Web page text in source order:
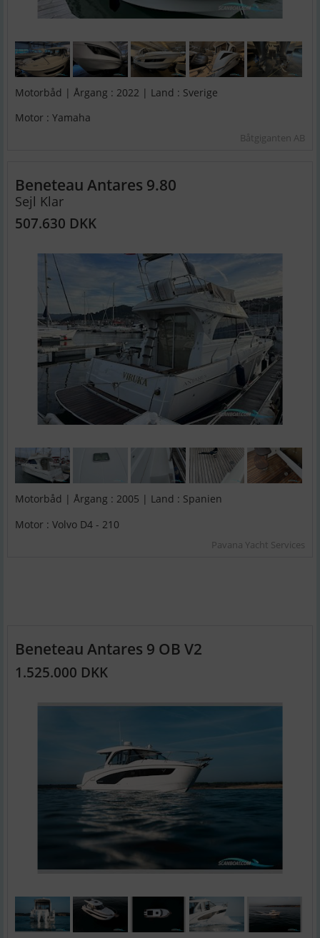
Motorbåd | Årgang : 2022 | Land : Sverige
Motor : Yamaha
Båtgiganten AB
Beneteau Antares 9.80
Sejl Klar
507.630 DKK
Motorbåd | Årgang : 2005 | Land : Spanien
Motor : Volvo D4 - 210
Pavana Yacht Services
Beneteau Antares 9 OB V2
1.525.000 DKK